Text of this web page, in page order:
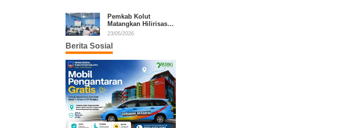
Pemkab Kolut
Matangkan Hilirisasi
Kakao dan Kelapa,
Daerah
23/05/2026
Berita Sosial